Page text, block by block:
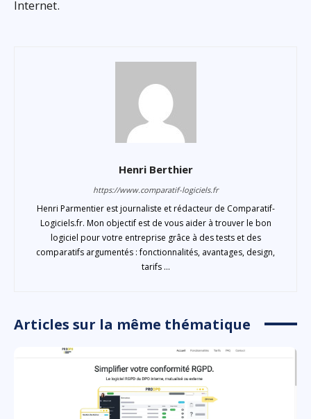
Internet.
Henri Berthier
https://www.comparatif-logiciels.fr
Henri Parmentier est journaliste et rédacteur de Comparatif-
Logiciels.fr. Mon objectif est de vous aider à trouver le bon
logiciel pour votre entreprise grâce à des tests et des
comparatifs argumentés : fonctionnalités, avantages, design,
tarifs ...
Articles sur la même thématique